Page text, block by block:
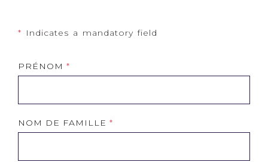
* Indicates a mandatory field
Leave
this
Freeform
Check
PRÉNOM
NOM DE FAMILLE